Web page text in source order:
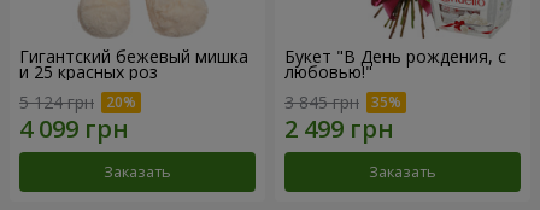
Гигантский бежевый мишка
и 25 красных роз
5 124 грн
Заказать
Букет "В День рождения, с
любовью!"
3 845 грн
Заказать